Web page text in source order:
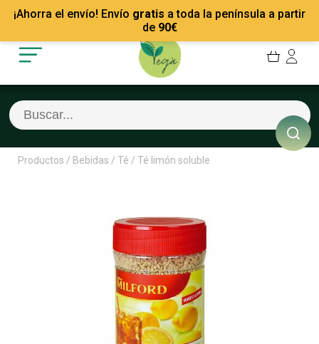
¡Ahorra el envío! Envío gratis a toda la península a partir
de 90€
Mis Pedidos
Mis favoritos
Cerrar sesión
Recetas
Empresas
Contacto
Productos / Bebidas / Té / Té limón soluble